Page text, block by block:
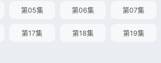
第05集 第06集 第07集
第17集 第18集 第19集